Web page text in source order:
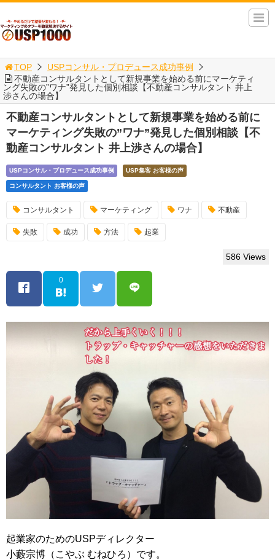
TOP
USPコンサル・プロデュース成功事例
不動産コンサルタントとして新規事業を始める前にマーケティ
ング失敗の”ワナ”発見した個別相談【不動産コンサルタント 井上
渉さんの場合】
不動産コンサルタントとして新規事業を始める前に
マーケティング失敗の”ワナ”発見した個別相談【不
動産コンサルタント 井上渉さんの場合】
USPコンサル・プロデュース成功事例 USP集客 お客様の声
コンサルタント お客様の声
コンサルタント マーケティング ワナ 不動産
失敗 成功 方法 起業
586 Views
0
起業家のためのUSPディレクター
小藪宗博（こやぶ むねひろ）です。